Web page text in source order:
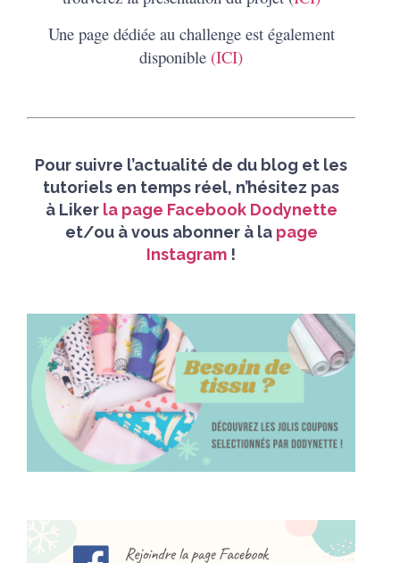
Une page dédiée au challenge est également
disponible (ICI)
Pour suivre l’actualité de du blog et les
tutoriels en temps réel, n’hésitez pas
àLiker la page Facebook Dodynette
et/ou à vous abonner à lapage
Instagram !